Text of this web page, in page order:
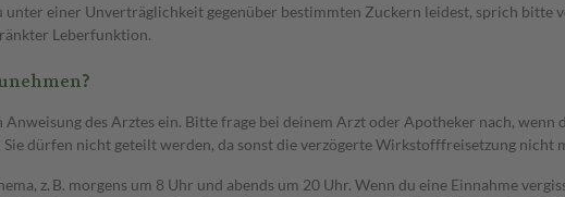
einer Unverträglichkeit gegenüber bestimmten Zuckern leidest, sprich
Leberfunktion.
des Arztes ein. Bitte frage bei deinem Arzt oder Apotheker nach,
dürfen nicht geteilt werden, da sonst die verzögerte Wirkstofffreisetzung nicht
z. B. morgens um 8 Uhr und abends um 20 Uhr. Wenn du eine Einnahme